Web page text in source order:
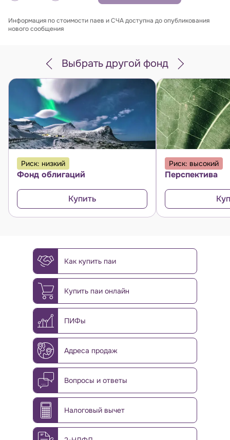
Информация по стоимости паев и СЧА доступна до опубликования
нового сообщения
Выбрать другой фонд
Риск: низкий
Фонд облигаций
Купить
Риск: высокий
Перспектива
Как купить паи
Купить паи онлайн
ПИФы
Адреса продаж
Вопросы и ответы
Налоговый вычет